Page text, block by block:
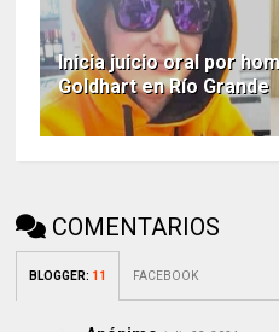
Inicia juicio oral por
Goldhart en Río Grande
COMENTARIOS
BLOGGER: 11 FACEBOOK